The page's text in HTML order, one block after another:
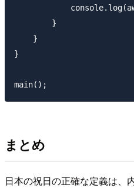
        }
    }
}
まとめ
日本の祝日の正確な定義は、